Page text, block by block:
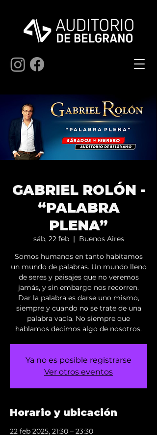
GABRIEL ROLÓN -
“PALABRA
PLENA”
sáb, 22 feb
  |
Buenos Aires
Somos humanos en tanto habitamos
un mundo de palabras. Un mundo lleno
de seres y paisajes que no veremos
jamás, y sin embargo nos recorren.
Dar la palabra es darse uno mismo,
siempre y cuando no se trate de una
palabra vacía. No siempre que
hablamos decimos algo de nosotros.
Ya no es posible registrarse
Ver otros eventos
Horario y ubicación
22 feb 2025, 21:30 – 23:30